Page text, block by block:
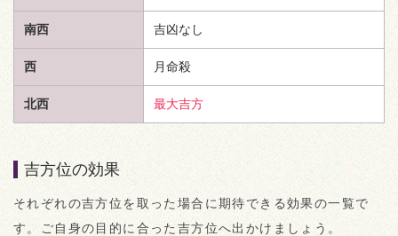
南西 吉凶なし
西 月命殺
北西 最大吉方
吉方位の効果
それぞれの吉方位を取った場合に期待できる効果の一覧で
す。ご自身の目的に合った吉方位へ出かけましょう。